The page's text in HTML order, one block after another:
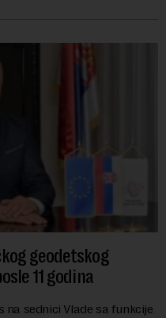
geodetskog
11 godina
na sednici Vlade sa funkcije